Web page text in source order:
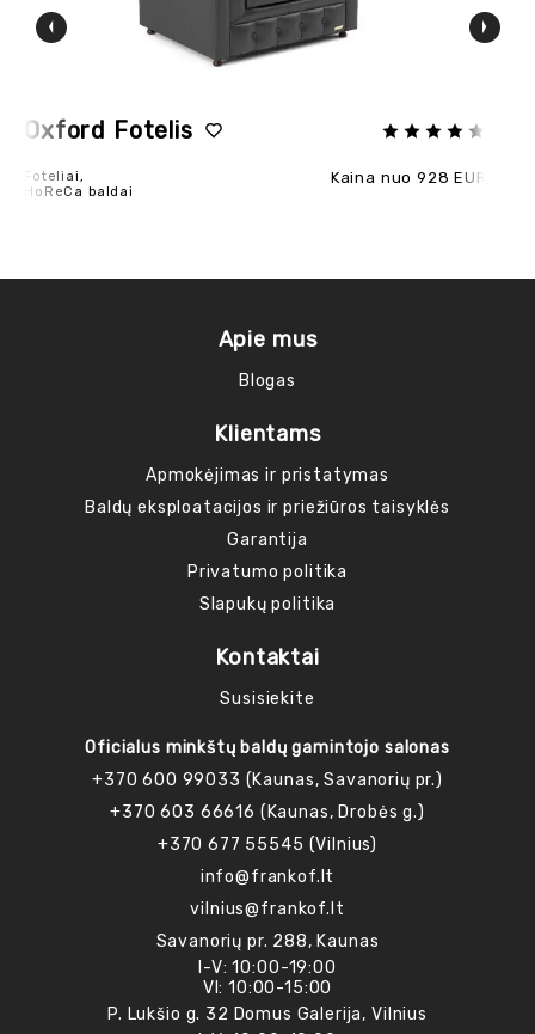
Oxford Fotelis
Foteliai,
HoReCa baldai
Kaina nuo 928 EUR
Apie mus
Blogas
Klientams
Apmokėjimas ir pristatymas
Baldų eksploatacijos ir priežiūros taisyklės
Garantija
Privatumo politika
Slapukų politika
Kontaktai
Susisiekite
Oficialus minkštų baldų gamintojo salonas
+370 600 99033 (Kaunas, Savanorių pr.)
+370 603 66616 (Kaunas, Drobės g.)
+370 677 55545 (Vilnius)
info@frankof.lt
vilnius@frankof.lt
Savanorių pr. 288, Kaunas
I-V: 10:00-19:00
VI: 10:00-15:00
P. Lukšio g. 32 Domus Galerija, Vilnius